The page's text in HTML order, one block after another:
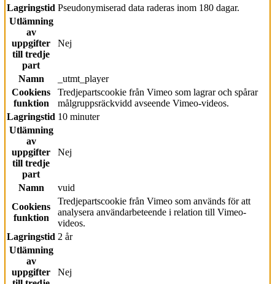
Lagringstid Pseudonymiserad data raderas inom 180 dagar.
Utlämning
av
uppgifter
till tredje
part
Nej
Namn
_utmt_player
Cookiens
funktion
Tredjepartscookie från Vimeo som lagrar och spårar
målgruppsräckvidd avseende Vimeo-videos.
Lagringstid 10 minuter
Utlämning
av
uppgifter
till tredje
part
Nej
Namn
vuid
Cookiens
funktion
Tredjepartscookie från Vimeo som används för att
analysera användarbeteende i relation till Vimeo-
videos.
Lagringstid 2 år
Utlämning
av
uppgifter
Nej